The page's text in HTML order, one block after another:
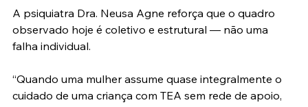
A psiquiatra Dra. Neusa Agne reforça que o quadro
observado hoje é coletivo e estrutural — não uma
falha individual.
“Quando uma mulher assume quase integralmente o
cuidado de uma criança com TEA sem rede de apoio,